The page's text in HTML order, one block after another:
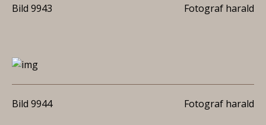
Bild 9943 Fotograf harald
Bild 9944 Fotograf harald